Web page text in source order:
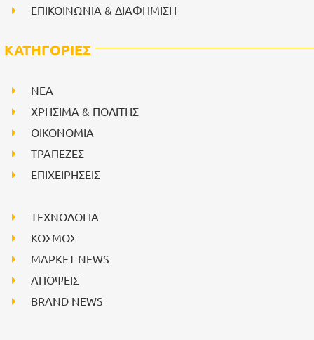
ΕΠΙΚΟΙΝΩΝΙΑ & ΔΙΑΦΗΜΙΣΗ
ΚΑΤΗΓΟΡΙΕΣ
NEA
ΧΡΗΣΙΜΑ & ΠΟΛΙΤΗΣ
ΟΙΚΟΝΟΜΙΑ
ΤΡΑΠΕΖΕΣ
ΕΠΙΧΕΙΡΗΣΕΙΣ
ΤΕΧΝΟΛΟΓΙΑ
ΚΟΣΜΟΣ
ΜΑΡΚΕΤ NEWS
ΑΠΟΨΕΙΣ
BRAND NEWS